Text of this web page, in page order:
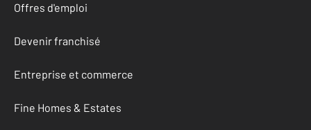
Offres d'emploi
Devenir franchisé
Entreprise et commerce
Fine Homes & Estates